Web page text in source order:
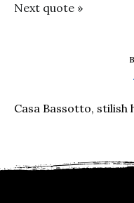
Next quote »
Casa Bassotto, stilish